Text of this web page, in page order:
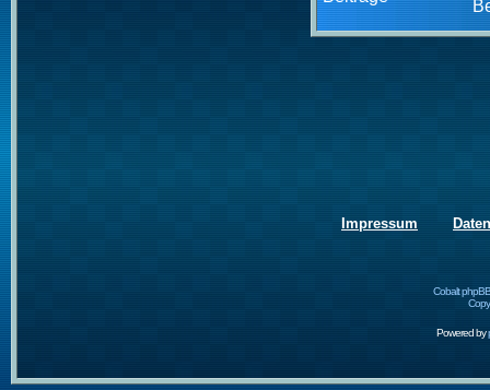
Impressum
Cobalt
Powered by